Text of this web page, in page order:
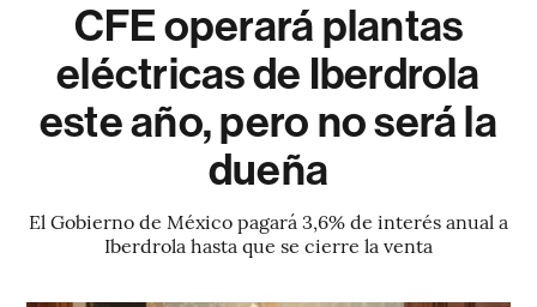
CFE operará plantas
eléctricas de Iberdrola
este año, pero no será la
dueña
El Gobierno de México pagará 3,6% de interés anual a
Iberdrola hasta que se cierre la venta